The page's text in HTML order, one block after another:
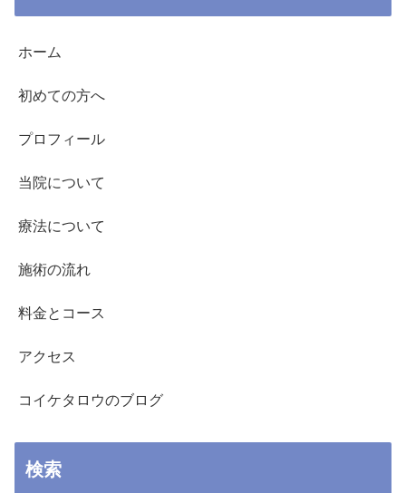
ホーム
初めての方へ
プロフィール
当院について
療法について
施術の流れ
料金とコース
アクセス
コイケタロウのブログ
検索